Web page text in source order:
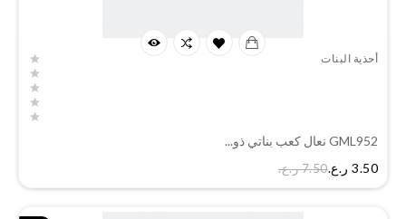
أحذية البنات
GML952 نعال كعب بناتي ذو...
3.50 ر.ع.‏
7.50 ر.ع.‏